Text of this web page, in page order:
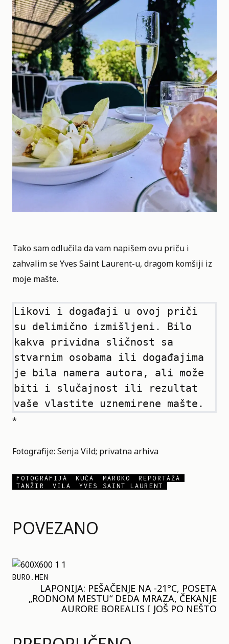
POVEZANO
BURO.MEN
LAPONIJA: PEŠAČENJE NA -21°C, POSETA
„RODNOM MESTU“ DEDA MRAZA, ČEKANJE
AURORE BOREALIS I JOŠ PO NEŠTO
Tako sam odlučila da vam napišem ovu priču i
zahvalim se Yves Saint Laurent-u, dragom komšiji iz
moje mašte.
Likovi i događaji u ovoj priči
su delimično izmišljeni. Bilo
kakva prividna sličnost sa
stvarnim osobama ili događajima
je bila namera autora, ali može
biti i slučajnost ili rezultat
vaše vlastite uznemirene mašte.
*
Fotografije: Senja Vild; privatna arhiva
FOTOGRAFIJA KUĆA MAROKO
REPORTAŽA
TANŽIR
VILA YVES SAINT LAURENT